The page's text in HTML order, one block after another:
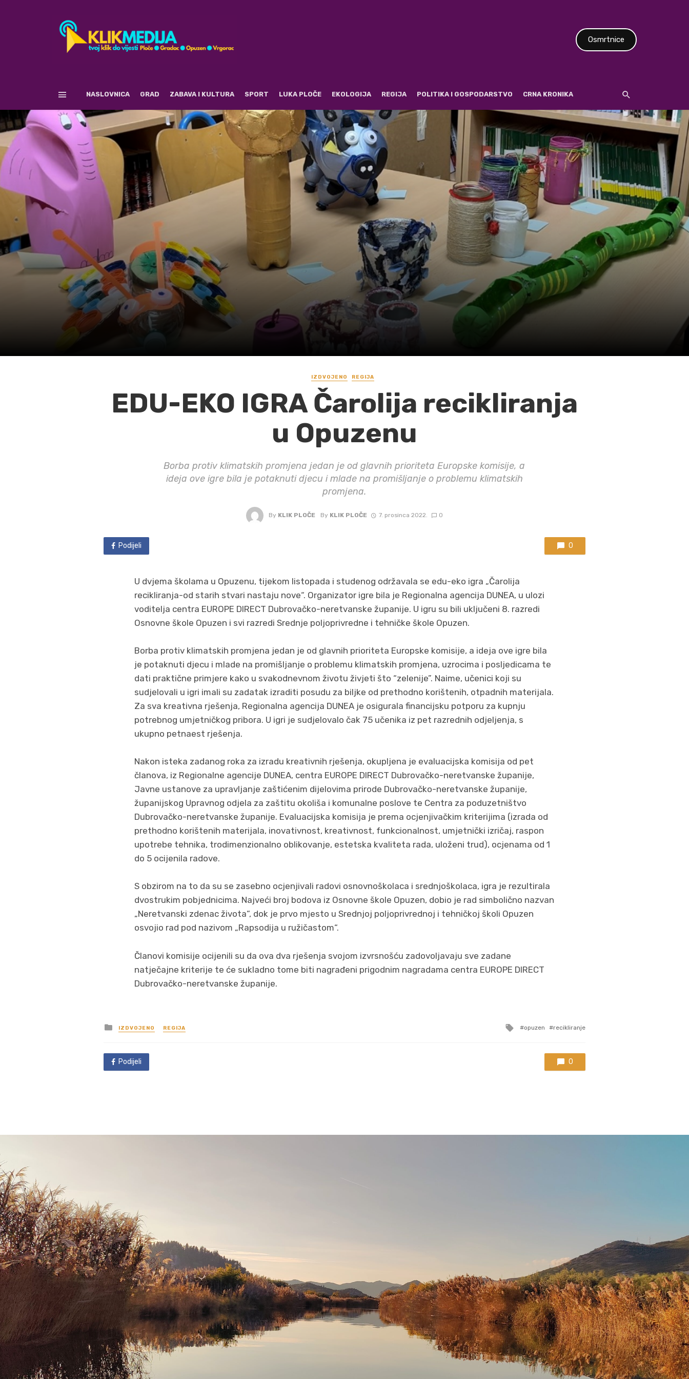
Osmrtnice
NASLOVNICA GRAD ZABAVA I KULTURA SPORT LUKA PLOČE EKOLOGIJA REGIJA POLITIKA I GOSPODARSTVO CRNA KRONIKA
IZDVOJENO REGIJA
EDU-EKO IGRA Čarolija recikliranja
u Opuzenu
Borba protiv klimatskih promjena jedan je od glavnih prioriteta Europske komisije, a
ideja ove igre bila je potaknuti djecu i mlade na promišljanje o problemu klimatskih
promjena.
By KLIK PLOČE By KLIK PLOČE 7. prosinca 2022. 0
Podijeli 0
U dvjema školama u Opuzenu, tijekom listopada i studenog održavala se edu-eko igra „Čarolija
recikliranja-od starih stvari nastaju nove“. Organizator igre bila je Regionalna agencija DUNEA, u ulozi
voditelja centra EUROPE DIRECT Dubrovačko-neretvanske županije. U igru su bili uključeni 8. razredi
Osnovne škole Opuzen i svi razredi Srednje poljoprivredne i tehničke škole Opuzen.
Borba protiv klimatskih promjena jedan je od glavnih prioriteta Europske komisije, a ideja ove igre bila
je potaknuti djecu i mlade na promišljanje o problemu klimatskih promjena, uzrocima i posljedicama te
dati praktične primjere kako u svakodnevnom životu živjeti što “zelenije”. Naime, učenici koji su
sudjelovali u igri imali su zadatak izraditi posudu za biljke od prethodno korištenih, otpadnih materijala.
Za sva kreativna rješenja, Regionalna agencija DUNEA je osigurala financijsku potporu za kupnju
potrebnog umjetničkog pribora. U igri je sudjelovalo čak 75 učenika iz pet razrednih odjeljenja, s
ukupno petnaest rješenja.
Nakon isteka zadanog roka za izradu kreativnih rješenja, okupljena je evaluacijska komisija od pet
članova, iz Regionalne agencije DUNEA, centra EUROPE DIRECT Dubrovačko-neretvanske županije,
Javne ustanove za upravljanje zaštićenim dijelovima prirode Dubrovačko-neretvanske županije,
županijskog Upravnog odjela za zaštitu okoliša i komunalne poslove te Centra za poduzetništvo
Dubrovačko-neretvanske županije. Evaluacijska komisija je prema ocjenjivačkim kriterijima (izrada od
prethodno korištenih materijala, inovativnost, kreativnost, funkcionalnost, umjetnički izričaj, raspon
upotrebe tehnika, trodimenzionalno oblikovanje, estetska kvaliteta rada, uloženi trud), ocjenama od 1
do 5 ocijenila radove.
S obzirom na to da su se zasebno ocjenjivali radovi osnovnoškolaca i srednjoškolaca, igra je rezultirala
dvostrukim pobjednicima. Najveći broj bodova iz Osnovne škole Opuzen, dobio je rad simbolično nazvan
„Neretvanski zdenac života“, dok je prvo mjesto u Srednjoj poljoprivrednoj i tehničkoj školi Opuzen
osvojio rad pod nazivom „Rapsodija u ružičastom“.
Članovi komisije ocijenili su da ova dva rješenja svojom izvrsnošću zadovoljavaju sve zadane
natječajne kriterije te će sukladno tome biti nagrađeni prigodnim nagradama centra EUROPE DIRECT
Dubrovačko-neretvanske županije.
Posted
in
IZDVOJENO REGIJA
Tagged
opuzen recikliranje
Podijeli 0